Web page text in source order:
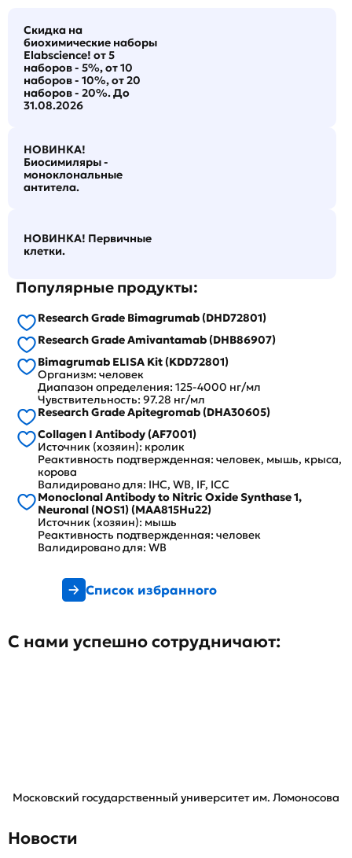
Скидка на
биохимические наборы
Elabscience! от 5
наборов - 5%, от 10
наборов - 10%, от 20
наборов - 20%. До
31.08.2026
НОВИНКА!
Биосимиляры -
моноклональные
антитела.
НОВИНКА! Первичные
клетки.
Популярные продукты:
Research Grade Bimagrumab (DHD72801)
Research Grade Amivantamab (DHB86907)
Bimagrumab ELISA Kit (KDD72801)
Организм: человек
Диапазон определения: 125-4000 нг/мл
Чувствительность: 97.28 нг/мл
Research Grade Apitegromab (DHA30605)
Collagen I Antibody (AF7001)
Источник (хозяин): кролик
Реактивность подтвержденная: человек, мышь, крыса,
корова
Валидировано для: IHC, WB, IF, ICC
Monoclonal Antibody to Nitric Oxide Synthase 1,
Neuronal (NOS1) (MAA815Hu22)
Источник (хозяин): мышь
Реактивность подтвержденная: человек
Валидировано для: WB
Список избранного
С нами успешно сотрудничают:
Московский государственный университет им. Ломоносова
Новости